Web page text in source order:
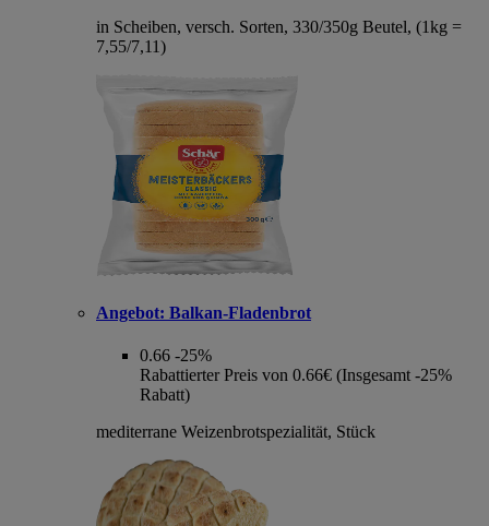
in Scheiben, versch. Sorten, 330/350g Beutel, (1kg =
7,55/7,11)
Angebot: Balkan-Fladenbrot
0.66 -25%
Rabattierter Preis von 0.66€ (Insgesamt -25%
Rabatt)
mediterrane Weizenbrotspezialität, Stück